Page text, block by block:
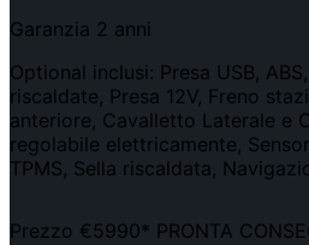
Garanzia 2 anni
Optional inclusi: Presa USB,
riscaldate, Presa 12V, Freno
anteriore, Cavalletto Laterale e
regolabile elettricamente,
TPMS, Sella riscaldata,
Prezzo €5990* PRONTA